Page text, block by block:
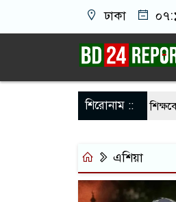
ঢাকা
শিরোনাম ::
ফেরানোর অভিযোগে কুবির ১১ শিক্ষকের
নরেন্দ্র মোদির ভিডিও সরানোর ঘটনায়
আইনে লালমনিরহাটে মহিলা
এশিয়া